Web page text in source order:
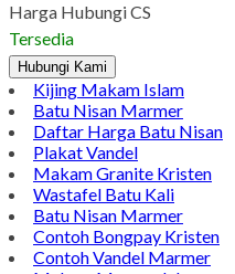
Harga Hubungi CS
Tersedia
Hubungi Kami
Kijing Makam Islam
Batu Nisan Marmer
Daftar Harga Batu Nisan
Plakat Vandel
Makam Granite Kristen
Wastafel Batu Kali
Batu Nisan Marmer
Contoh Bongpay Kristen
Contoh Vandel Marmer